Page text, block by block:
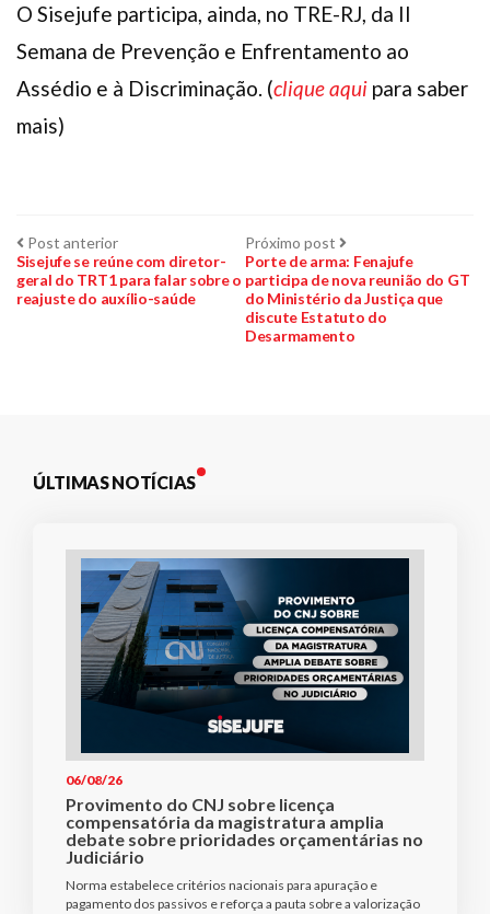
O Sisejufe participa, ainda, no TRE-RJ, da II
Semana de Prevenção e Enfrentamento ao
Assédio e à Discriminação. (clique aqui para saber
mais)
Navegação
de
Post anteriorPost
anterior:
Sisejufe se reúne com diretor-
geral do TRT1 para falar sobre o
reajuste do auxílio-saúde
Próximo post Próximo
post:
Porte de arma: Fenajufe
participa de nova reunião do GT
do Ministério da Justiça que
discute Estatuto do
Desarmamento
ÚLTIMAS NOTÍCIAS
06/08/26
Provimento do CNJ sobre licença
compensatória da magistratura amplia
debate sobre prioridades orçamentárias no
Judiciário
Norma estabelece critérios nacionais para apuração e
pagamento dos passivos e reforça a pauta sobre a valorização